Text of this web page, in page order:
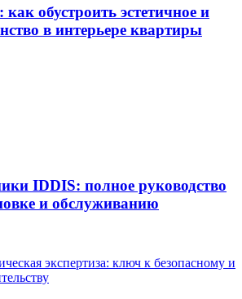
обустроить эстетичное и
в интерьере квартиры
IDDIS: полное руководство
и обслуживанию